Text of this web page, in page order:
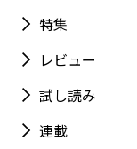
特集
レビュー
試し読み
連載